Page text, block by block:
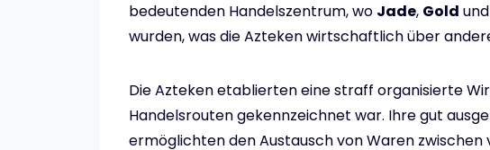
bedeutenden Handelszentrum, wo Jade, Gold
wurden, was die Azteken wirtschaftlich über
Die Azteken etablierten eine straff organisierte
Handelsrouten gekennzeichnet war. Ihre gut
ermöglichten den Austausch von Waren zwischen